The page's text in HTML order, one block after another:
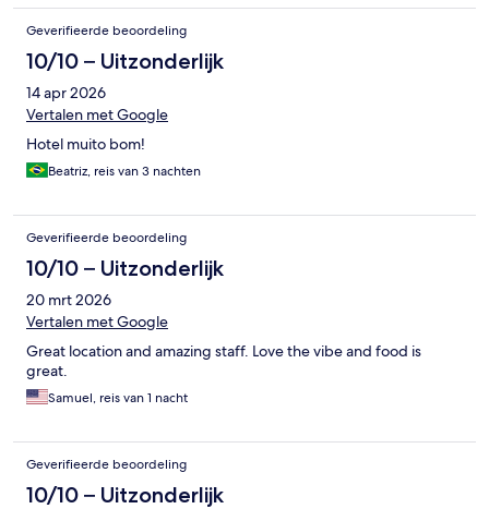
Geverifieerde beoordeling
10/10 – Uitzonderlijk
14 apr 2026
Vertalen met Google
Hotel muito bom!
Beatriz, reis van 3 nachten
Geverifieerde beoordeling
10/10 – Uitzonderlijk
20 mrt 2026
Vertalen met Google
Great location and amazing staff. Love the vibe and food is
great.
Samuel, reis van 1 nacht
Geverifieerde beoordeling
10/10 – Uitzonderlijk